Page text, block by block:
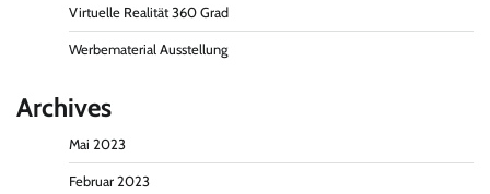
Virtuelle Realität 360 Grad
Werbematerial Ausstellung
Archives
Mai 2023
Februar 2023